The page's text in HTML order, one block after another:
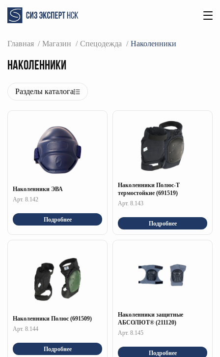
Главная Магазин Спецодежда Наколенники
Наколенники
Разделы каталога
Наколенники ЭВА
Арт. 8.142
Подробнее
Наколенники Полюс-Т
термостойкие (691519)
Арт. 8.143
Подробнее
Наколенники Полюс (691509)
Арт. 8.144
Подробнее
Наколенники защитные
АБСОЛЮТ® (211120)
Арт. 8.145
Подробнее